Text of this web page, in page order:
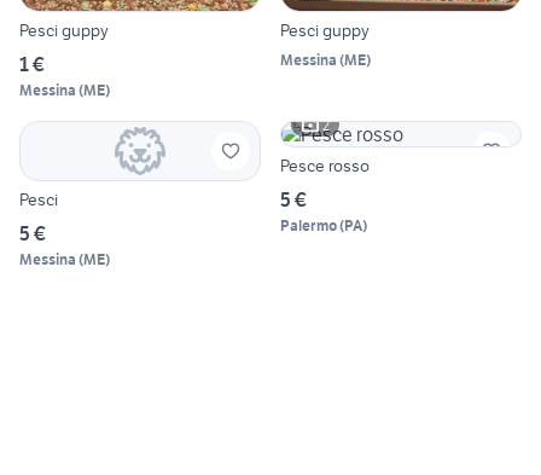
Pesci guppy
1 €
Messina (ME)
Pesci guppy
Messina (ME)
Pesci
5 €
Messina (ME)
2
Pesce rosso
5 €
Palermo(PA)